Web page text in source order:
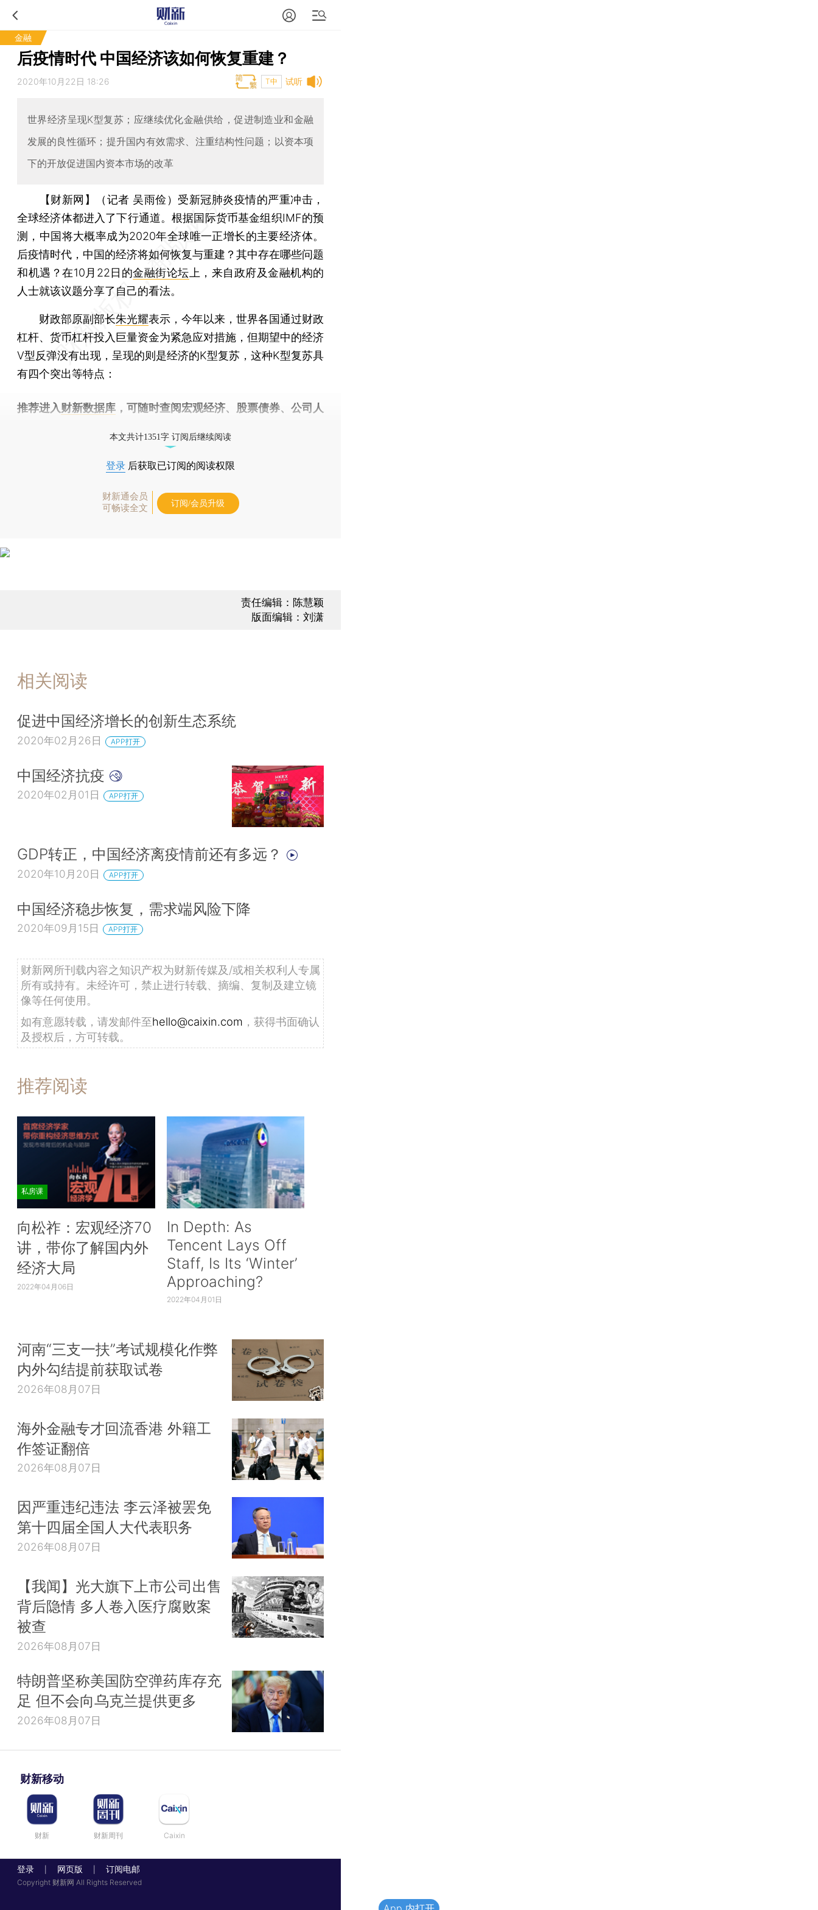
金融
后疫情时代 中国经济该如何恢复重建？
试听
2020年10月22日 18:26 T中
世界经济呈现K型复苏；应继续优化金融供给，促进制造业和金融
发展的良性循环；提升国内有效需求、注重结构性问题；以资本项
下的开放促进国内资本市场的改革
【财新网】（记者 吴雨俭） 受新冠肺炎疫情的严重冲击，
全球经济体都进入了下行通道。根据国际货币基金组织IMF的预
测，中国将大概率成为2020年全球唯一正增长的主要经济体。
后疫情时代，中国的经济将如何恢复与重建？其中存在哪些问题
和机遇？在10月22日的金融街论坛 上，来自政府及金融机构的
人士就该议题分享了自己的看法。
财政部原副部长朱光耀表示，今年以来，世界各国通过财政
杠杆、货币杠杆投入巨量资金为紧急应对措施，但期望中的经济
V型反弹没有出现，呈现的则是经济的K型复苏，这种K型复苏具
有四个突出等特点：
推荐进入财新数据库 ，可随时查阅宏观经济、股票债券、公司人
本文共计1351字 订阅后继续阅读
登录 后获取已订阅的阅读权限
财新通会员
可畅读全文
订阅/会员升级
责任编辑：陈慧颖
版面编辑：刘潇
相关阅读
促进中国经济增长的创新生态系统
2020年02月26日 APP打开
中国经济抗疫
2020年02月01日 APP打开
GDP转正，中国经济离疫情前还有多远？
2020年10月20日 APP打开
中国经济稳步恢复，需求端风险下降
2020年09月15日 APP打开
财新网所刊载内容之知识产权为财新传媒及/或相关权利人专属
所有或持有。未经许可，禁止进行转载、摘编、复制及建立镜
像等任何使用。
如有意愿转载，请发邮件至hello@caixin.com ，获得书面确认
及授权后，方可转载。
推荐阅读
私房课
向松祚：宏观经济70
讲，带你了解国内外
经济大局
2022年04月06日
In Depth: As
Tencent Lays Off
Staff, Is Its ‘Winter’
Approaching?
2022年04月01日
河南“三支一扶”考试规模化作弊
内外勾结提前获取试卷
2026年08月07日
海外金融专才回流香港 外籍工
作签证翻倍
2026年08月07日
因严重违纪违法 李云泽被罢免
第十四届全国人大代表职务
2026年08月07日
【我闻】光大旗下上市公司出售
背后隐情 多人卷入医疗腐败案
被查
2026年08月07日
特朗普坚称美国防空弹药库存充
足 但不会向乌克兰提供更多
2026年08月07日
财新移动
财新 财新周刊 Caixin
登录 网页版 订阅电邮
Copyright 财新网 All Rights Reserved